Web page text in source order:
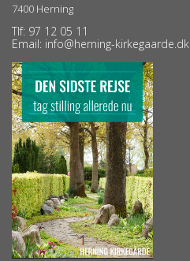
7400 Herning
Tlf: 97 12 05 11
Email: info@herning-kirkegaarde.dk